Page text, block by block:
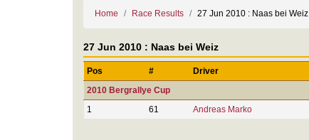
Home Race Results 27 Jun 2010 : Naas bei Weiz
27 Jun 2010 : Naas bei Weiz
Pos # Driver
2010 Bergrallye Cup
1
61 Andreas Marko